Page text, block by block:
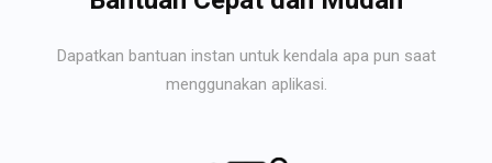
Dapatkan bantuan instan untuk kendala apa pun saat
menggunakan aplikasi.